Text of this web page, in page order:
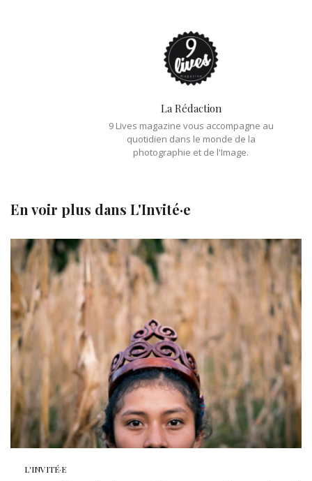
La Rédaction
9 Lives magazine vous accompagne au
quotidien dans le monde de la
photographie et de l'Image.
En voir plus dans L'Invité·e
L'INVITÉ·E